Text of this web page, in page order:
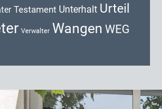
Testament Unterhalt Urteil
Verwalter Wangen WEG